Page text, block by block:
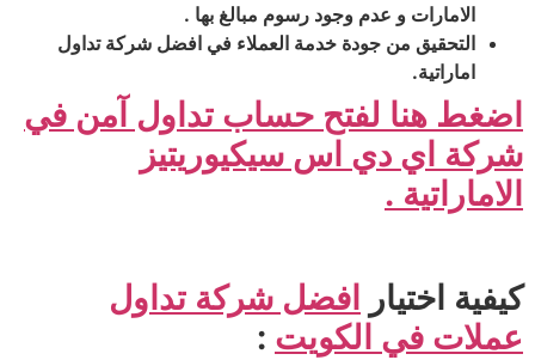
الامارات و عدم وجود رسوم مبالغ بها .
التحقيق من جودة خدمة العملاء في افضل شركة تداول
اماراتية.
اضغط هنا لفتح حساب تداول آمن في
شركة اي دي اس سيكيوريتيز
الاماراتية .
كيفية اختيار
افضل شركة تداول
عملات في الكويت :